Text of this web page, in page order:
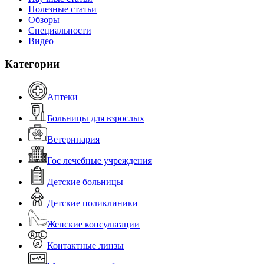
Полезные статьи
Обзоры
Специальности
Видео
Категории
Аптеки
Больницы для взрослых
Ветеринария
Гос лечебные учреждения
Детские больницы
Детские поликлиники
Женские консультации
Контактные линзы